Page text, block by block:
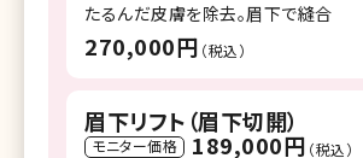
たるんだ皮膚を除去。眉下で縫合
270,000円 （税込）
眉下リフト（眉下切開）
モニター価格 189,000円 （税込）